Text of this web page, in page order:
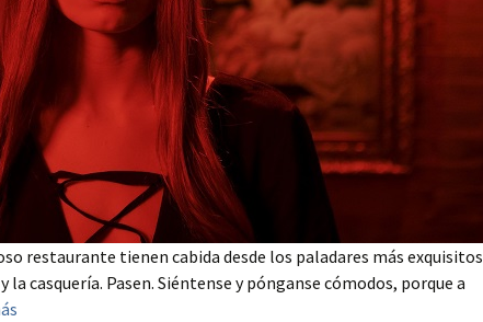
restaurante tienen cabida desde los paladares más exquisitos
casquería. Pasen. Siéntense y pónganse cómodos, porque a